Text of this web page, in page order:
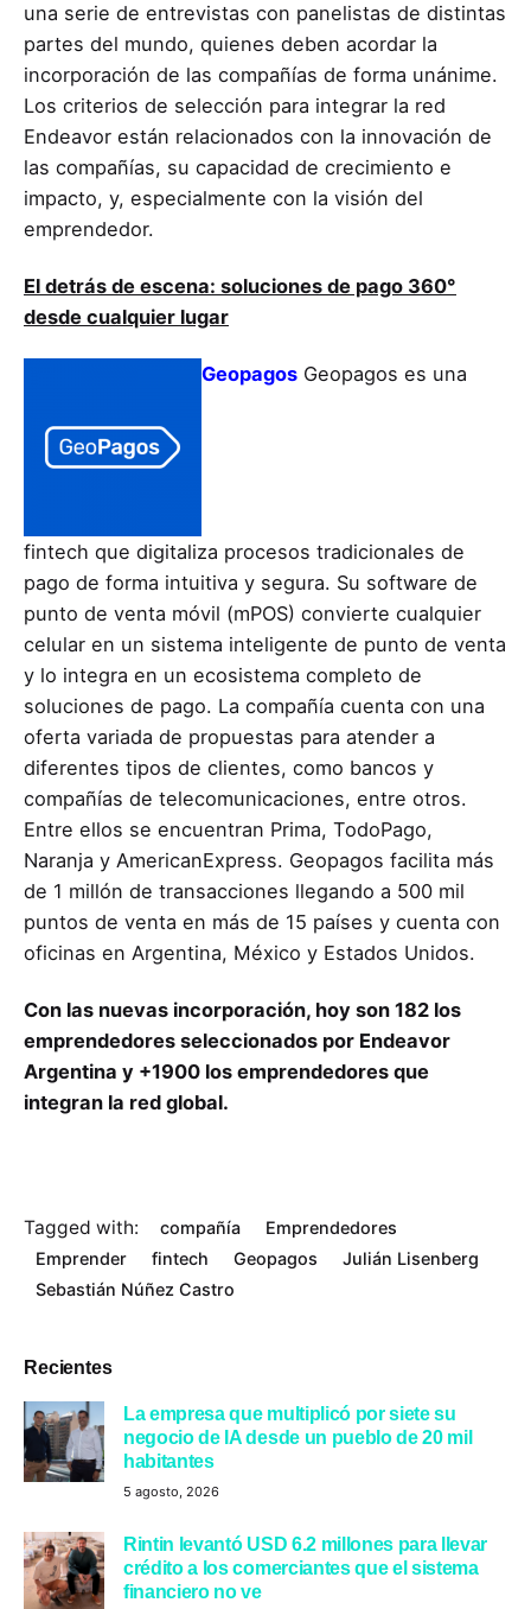
Recientes
La empresa que multiplicó por siete su
negocio de IA desde un pueblo de 20 mil
habitantes
5 agosto, 2026
Rintin levantó USD 6.2 millones para llevar
crédito a los comerciantes que el sistema
financiero no ve
una serie de entrevistas con panelistas de distintas
partes del mundo, quienes deben acordar la
incorporación de las compañías de forma unánime.
Los criterios de selección para integrar la red
Endeavor están relacionados con la innovación de
las compañías, su capacidad de crecimiento e
impacto, y, especialmente con la visión del
emprendedor.
El detrás de escena: soluciones de pago 360°
desde cualquier lugar
Geopagos Geopagos es una
fintech que digitaliza procesos tradicionales de
pago de forma intuitiva y segura. Su software de
punto de venta móvil (mPOS) convierte cualquier
celular en un sistema inteligente de punto de venta
y lo integra en un ecosistema completo de
soluciones de pago. La compañía cuenta con una
oferta variada de propuestas para atender a
diferentes tipos de clientes, como bancos y
compañías de telecomunicaciones, entre otros.
Entre ellos se encuentran Prima, TodoPago,
Naranja y AmericanExpress. Geopagos facilita más
de 1 millón de transacciones llegando a 500 mil
puntos de venta en más de 15 países y cuenta con
oficinas en Argentina, México y Estados Unidos.
Con las nuevas incorporación, hoy son 182 los
emprendedores seleccionados por Endeavor
Argentina y +1900 los emprendedores que
integran la red global.
Tagged with: compañía
Emprendedores
Emprender
fintech Geopagos
Julián Lisenberg
Sebastián Núñez Castro